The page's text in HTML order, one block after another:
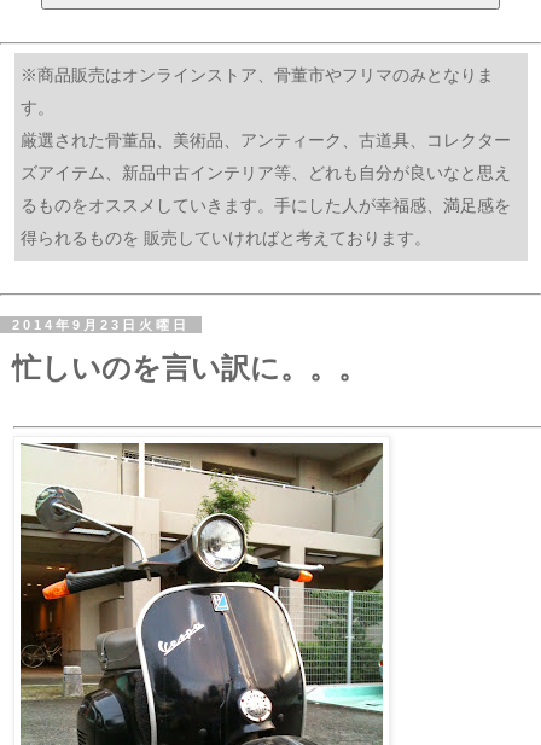
※商品販売はオンラインストア、骨董市やフリマのみとなりま
す。
厳選された骨董品、美術品、アンティーク、古道具、コレクター
ズアイテム、新品中古インテリア等、どれも自分が良いなと思え
るものをオススメしていきます。手にした人が幸福感、満足感を
得られるものを 販売していければと考えております。
2014年9月23日火曜日
忙しいのを言い訳に。。。